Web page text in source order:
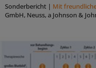
Sonderbericht | Mit
GmbH, Neuss, a Johnson &